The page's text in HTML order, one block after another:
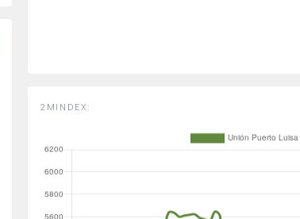
2MINDEX: